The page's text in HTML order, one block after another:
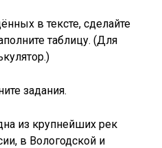
в тексте, сделайте
таблицу. (Для
задания.
из крупнейших рек
в Вологодской и